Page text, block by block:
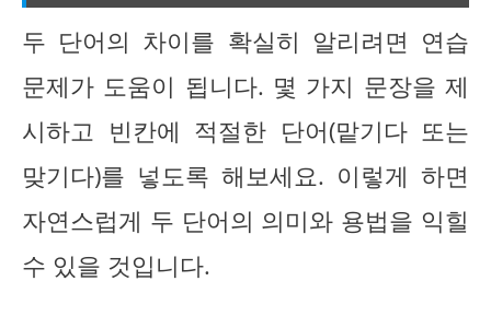
두 단어의 차이를 확실히 알리려면 연습
문제가 도움이 됩니다. 몇 가지 문장을 제
시하고 빈칸에 적절한 단어(맡기다 또는
맞기다)를 넣도록 해보세요. 이렇게 하면
자연스럽게 두 단어의 의미와 용법을 익힐
수 있을 것입니다.